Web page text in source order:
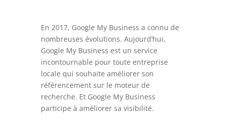
En 2017, Google My Business a connu de
nombreuses évolutions. Aujourd’hui,
Google My Business est un service
incontournable pour toute entreprise
locale qui souhaite améliorer son
référencement sur le moteur de
recherche. Et Google My Business
participe à améliorer sa visibilité.